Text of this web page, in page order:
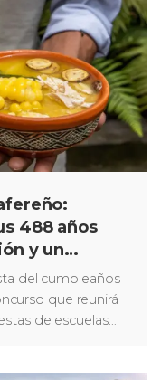
488 años
y un
del cumpleaños
que reunirá
de escuelas